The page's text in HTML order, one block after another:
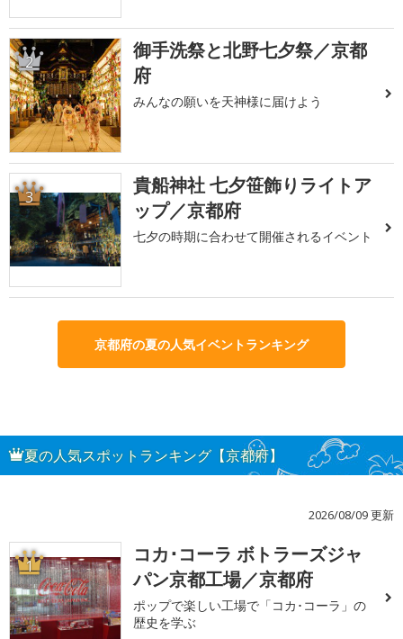
2
御手洗祭と北野七夕祭／京都
府
みんなの願いを天神様に届けよう
3
貴船神社 七夕笹飾りライトア
ップ／京都府
七夕の時期に合わせて開催されるイベント
京都府の夏の人気イベントランキング
夏の人気スポットランキング【京都府】
2026/08/09 更新
1
コカ･コーラ ボトラーズジャ
パン京都工場／京都府
ポップで楽しい工場で「コカ･コーラ」の
歴史を学ぶ